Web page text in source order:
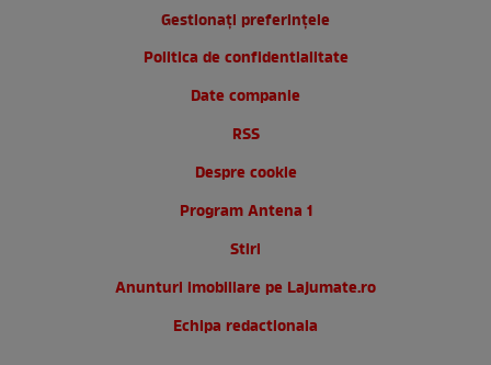
Gestionați preferințele
Politica de confidentialitate
Date companie
RSS
Despre cookie
Program Antena 1
Stiri
Anunturi imobiliare pe Lajumate.ro
Echipa redactionala